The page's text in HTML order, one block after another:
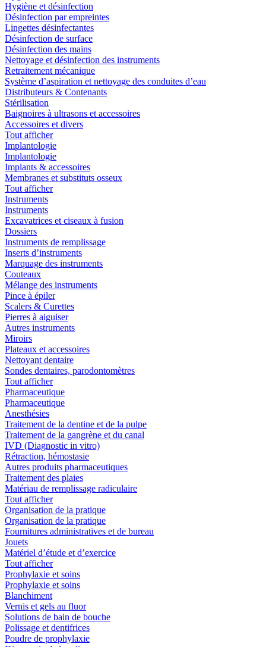
Hygiène et désinfection
Désinfection par empreintes
Lingettes désinfectantes
Désinfection de surface
Désinfection des mains
Nettoyage et désinfection des instruments
Retraitement mécanique
Système d’aspiration et nettoyage des conduites d’eau
Distributeurs & Contenants
Stérilisation
Baignoires à ultrasons et accessoires
Accessoires et divers
Tout afficher
Implantologie
Implantologie
Implants & accessoires
Membranes et substituts osseux
Tout afficher
Instruments
Instruments
Excavatrices et ciseaux à fusion
Dossiers
Instruments de remplissage
Inserts d’instruments
Marquage des instruments
Couteaux
Mélange des instruments
Pince à épiler
Scalers & Curettes
Pierres à aiguiser
Autres instruments
Miroirs
Plateaux et accessoires
Nettoyant dentaire
Sondes dentaires, parodontomètres
Tout afficher
Pharmaceutique
Pharmaceutique
Anesthésies
Traitement de la dentine et de la pulpe
Traitement de la gangrène et du canal
IVD (Diagnostic in vitro)
Rétraction, hémostasie
Autres produits pharmaceutiques
Traitement des plaies
Matériau de remplissage radiculaire
Tout afficher
Organisation de la pratique
Organisation de la pratique
Fournitures administratives et de bureau
Jouets
Matériel d’étude et d’exercice
Tout afficher
Prophylaxie et soins
Prophylaxie et soins
Blanchiment
Vernis et gels au fluor
Solutions de bain de bouche
Polissage et dentifrices
Poudre de prophylaxie